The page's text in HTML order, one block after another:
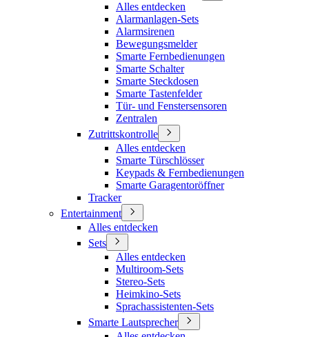
Alles entdecken
Alarmanlagen-Sets
Alarmsirenen
Bewegungsmelder
Smarte Fernbedienungen
Smarte Schalter
Smarte Steckdosen
Smarte Tastenfelder
Tür- und Fenstersensoren
Zentralen
Zutrittskontrolle
Alles entdecken
Smarte Türschlösser
Keypads & Fernbedienungen
Smarte Garagentoröffner
Tracker
Entertainment
Alles entdecken
Sets
Alles entdecken
Multiroom-Sets
Stereo-Sets
Heimkino-Sets
Sprachassistenten-Sets
Smarte Lautsprecher